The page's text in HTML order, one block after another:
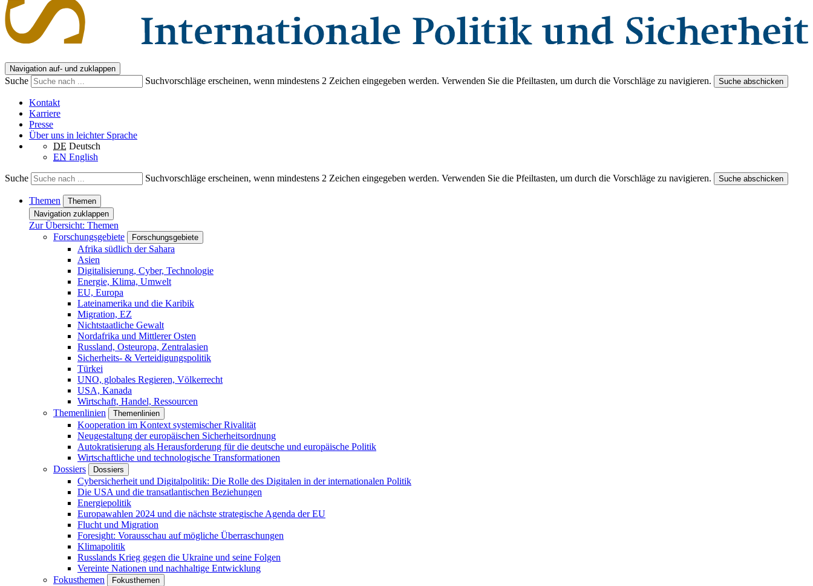
Navigation auf- und zuklappen
Suche Suchvorschläge erscheinen, wenn mindestens 2 Zeichen eingegeben werden. Verwenden Sie die Pfeiltasten, um durch die Vorschläge zu navigieren. Suche abschicken
Kontakt
Karriere
Presse
Über uns in leichter Sprache
DE Deutsch
EN English
Suche Suchvorschläge erscheinen, wenn mindestens 2 Zeichen eingegeben werden. Verwenden Sie die Pfeiltasten, um durch die Vorschläge zu navigieren. Suche abschicken
Themen
Themen
Navigation zuklappen
Zur Übersicht: Themen
Forschungsgebiete
Forschungsgebiete
Afrika südlich der Sahara
Asien
Digitalisierung, Cyber, Technologie
Energie, Klima, Umwelt
EU, Europa
Lateinamerika und die Karibik
Migration, EZ
Nichtstaatliche Gewalt
Nordafrika und Mittlerer Osten
Russland, Osteuropa, Zentralasien
Sicherheits- & Verteidigungspolitik
Türkei
UNO, globales Regieren, Völkerrecht
USA, Kanada
Wirtschaft, Handel, Ressourcen
Themenlinien
Themenlinien
Kooperation im Kontext systemischer Rivalität
Neugestaltung der europäischen Sicherheitsordnung
Autokratisierung als Herausforderung für die deutsche und europäische Politik
Wirtschaftliche und technologische Transformationen
Dossiers
Dossiers
Cybersicherheit und Digitalpolitik: Die Rolle des Digitalen in der internationalen Politik
Die USA und die transatlantischen Beziehungen
Energiepolitik
Europawahlen 2024 und die nächste strategische Agenda der EU
Flucht und Migration
Foresight: Vorausschau auf mögliche Überraschungen
Klimapolitik
Russlands Krieg gegen die Ukraine und seine Folgen
Vereinte Nationen und nachhaltige Entwicklung
Fokusthemen
Fokusthemen